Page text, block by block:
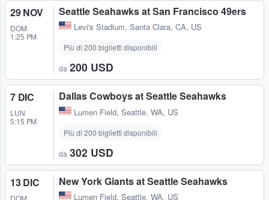
29 NOV
DOM
1:25 PM
Seattle Seahawks at San Francisco 49ers
Levi's Stadium, Santa Clara, CA, US
Più di 200 biglietti disponibili
da 200 USD
7 DIC
LUN
5:15 PM
Dallas Cowboys at Seattle Seahawks
Lumen Field, Seattle, WA, US
Più di 200 biglietti disponibili
da 302 USD
13 DIC
DOM
New York Giants at Seattle Seahawks
Lumen Field, Seattle, WA, US